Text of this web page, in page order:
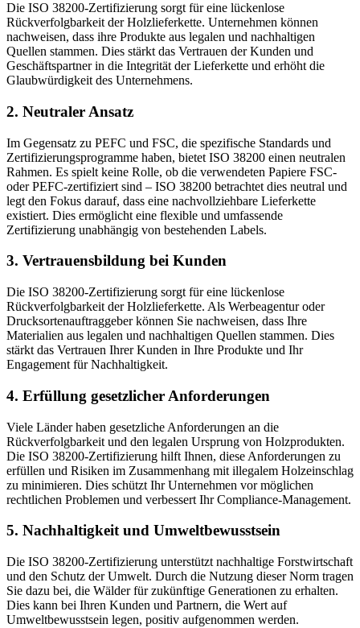
Die ISO 38200-Zertifizierung sorgt für eine lückenlose
Rückverfolgbarkeit der Holzlieferkette. Unternehmen können
nachweisen, dass ihre Produkte aus legalen und nachhaltigen
Quellen stammen. Dies stärkt das Vertrauen der Kunden und
Geschäftspartner in die Integrität der Lieferkette und erhöht die
Glaubwürdigkeit des Unternehmens.
2. Neutraler Ansatz
Im Gegensatz zu PEFC und FSC, die spezifische Standards und
Zertifizierungsprogramme haben, bietet ISO 38200 einen neutralen
Rahmen. Es spielt keine Rolle, ob die verwendeten Papiere FSC-
oder PEFC-zertifiziert sind – ISO 38200 betrachtet dies neutral und
legt den Fokus darauf, dass eine nachvollziehbare Lieferkette
existiert. Dies ermöglicht eine flexible und umfassende
Zertifizierung unabhängig von bestehenden Labels.
3. Vertrauensbildung bei Kunden
Die ISO 38200-Zertifizierung sorgt für eine lückenlose
Rückverfolgbarkeit der Holzlieferkette. Als Werbeagentur oder
Drucksortenauftraggeber können Sie nachweisen, dass Ihre
Materialien aus legalen und nachhaltigen Quellen stammen. Dies
stärkt das Vertrauen Ihrer Kunden in Ihre Produkte und Ihr
Engagement für Nachhaltigkeit.
4. Erfüllung gesetzlicher Anforderungen
Viele Länder haben gesetzliche Anforderungen an die
Rückverfolgbarkeit und den legalen Ursprung von Holzprodukten.
Die ISO 38200-Zertifizierung hilft Ihnen, diese Anforderungen zu
erfüllen und Risiken im Zusammenhang mit illegalem Holzeinschlag
zu minimieren. Dies schützt Ihr Unternehmen vor möglichen
rechtlichen Problemen und verbessert Ihr Compliance-Management.
5. Nachhaltigkeit und Umweltbewusstsein
Die ISO 38200-Zertifizierung unterstützt nachhaltige Forstwirtschaft
und den Schutz der Umwelt. Durch die Nutzung dieser Norm tragen
Sie dazu bei, die Wälder für zukünftige Generationen zu erhalten.
Dies kann bei Ihren Kunden und Partnern, die Wert auf
Umweltbewusstsein legen, positiv aufgenommen werden.